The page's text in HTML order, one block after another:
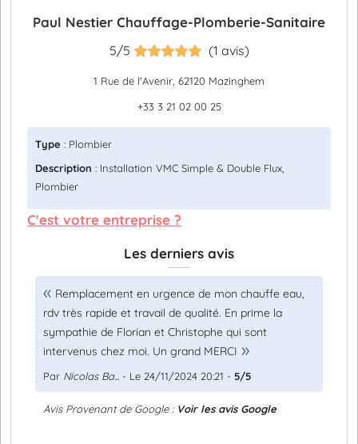
Paul Nestier Chauffage-Plomberie-Sanitaire
5/5 (1 avis)
1 Rue de l'Avenir, 62120 Mazinghem
+33 3 21 02 00 25
Type : Plombier
Description : Installation VMC Simple & Double Flux,
Plombier
C'est votre entreprise ?
Les derniers avis
Remplacement en urgence de mon chauffe eau,
rdv très rapide et travail de qualité. En prime la
sympathie de Florian et Christophe qui sont
intervenus chez moi. Un grand MERCI
Par Nicolas Ba... - Le 24/11/2024 20:21 - 5/5
Avis Provenant de Google : Voir les avis Google